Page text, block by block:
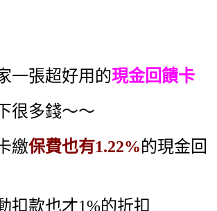
一張超好用的現金回饋卡
很多錢～～
繳保費也有1.22%的現金回
扣款也才1%的折扣